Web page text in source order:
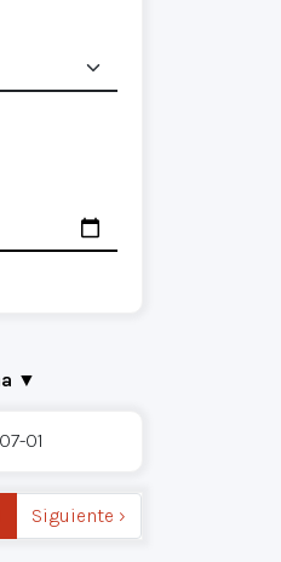
▼
01
Siguiente ›